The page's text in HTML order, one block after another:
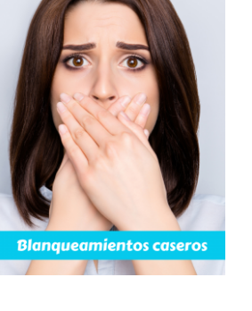
Caseros
Blanqueamiento Blog